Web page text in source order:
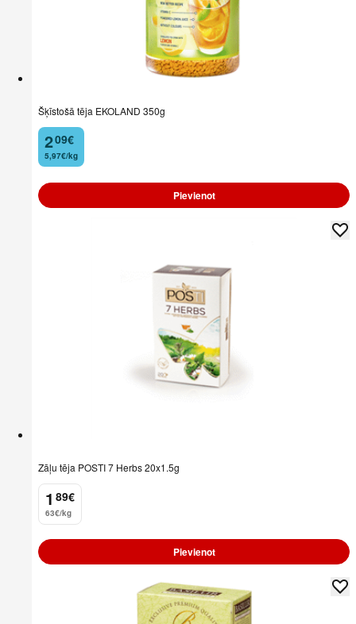
Šķīstošā tēja EKOLAND 350g
2
. 09€
5,97€/kg
Pievienot
Zāļu tēja POSTI 7 Herbs 20x1.5g
1
. 89€
63€/kg
Pievienot